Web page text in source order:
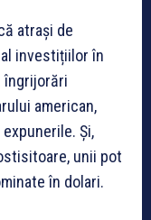
atrași de
investițiilor în
îngrijorări
american,
Și,
unii pot
în dolari.